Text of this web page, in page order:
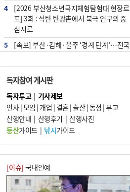
4
[2026 부산청소년극지체험탐험대 현장르
포] 3회 : 석탄 탄광촌에서 북극 연구의 중
심지로
5
[속보] 부산·김해·울주 ‘경계 단계’…전국
중징계
7
부산·울산·경남 폭염 속 소나기·비…무더
위는 지속
8
이임생, 홍명보 선임 독단적 결정 아냐…면
담 메모 제출
10 홈플 사태에 2분기 대형마트 판매 9.4%
↓…백화점은 14.8%↑
독자참여 게시판
독자투고| 기사제보
인사|모임 | 개업 | 결혼|출산|동정 |부고
산행안내 | 산행후기 | 산행사진
등산가이드| 낚시가이드
[이슈] 국내연예